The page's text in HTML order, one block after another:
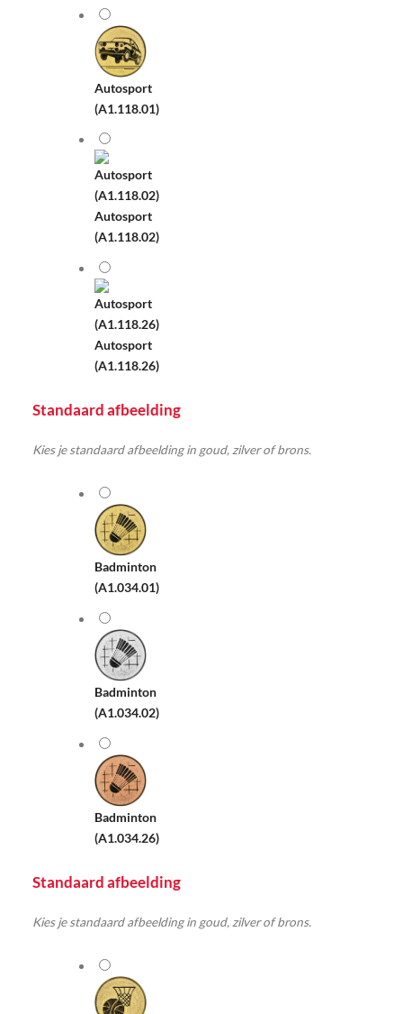
Autosport
(A1.118.01)
Autosport
(A1.118.02)
Autosport
(A1.118.26)
Standaard afbeelding
Kies je standaard afbeelding in goud, zilver of brons.
Badminton
(A1.034.01)
Badminton
(A1.034.02)
Badminton
(A1.034.26)
Standaard afbeelding
Kies je standaard afbeelding in goud, zilver of brons.